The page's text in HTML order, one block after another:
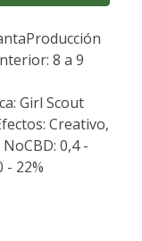
8 a 9
Girl Scout
Creativo,
0,4 -
- 22%